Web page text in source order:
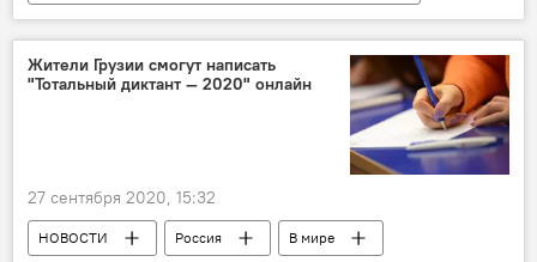
Грузия
СПОРТ НОВОСТИ
Жители Грузии смогут написать
"Тотальный диктант ― 2020" онлайн
27 сентября 2020, 15:32
НОВОСТИ Россия
В мире